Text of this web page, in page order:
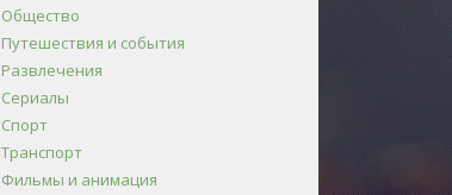
Общество
Путешествия и события
Развлечения
Сериалы
Спорт
Транспорт
Фильмы и анимация